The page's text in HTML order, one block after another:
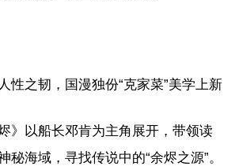
性之韧，国漫独份“克家菜”美学上新
》以船长邓肯为主角展开，带领读
秘海域，寻找传说中的“余烬之源”。